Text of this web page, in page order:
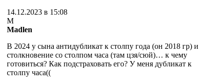
14.12.2023 в 15:08
M
Madlen
В 2024 у сына антидубликат к столпу года (он 2018 гр) и
столкновение со столпом часа (там цзя/сюй)… к чему
готовиться? Как подстраховать его? У меня дубликат к
столпу часа((